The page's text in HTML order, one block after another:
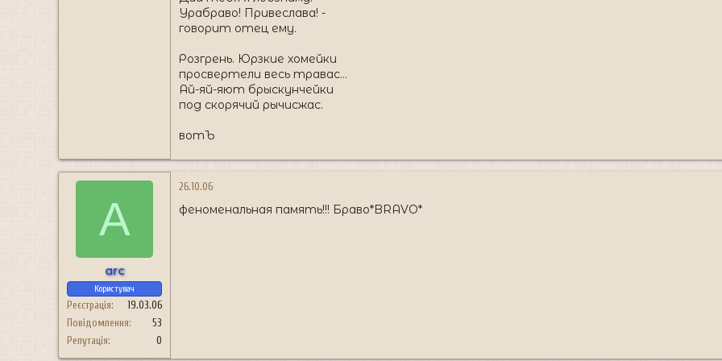
Урабраво! Привеслава! -
говорит отец ему.
Розгрень. Юрзкие хомейки
просвертели весь травас...
Ай-яй-яют брыскунчейки
под скорячий рычисжас.
вотЪ
A
arc
Користувач
Реєстрація
19.03.06
Повідомлення
53
Репутація
0
26.10.06
феноменальная память!!! Браво*BRAVO*